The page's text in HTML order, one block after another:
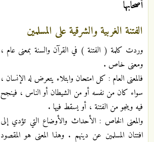
أصحابها
الفتنة الغربية والشرقية على المسلمين
وردت كلمة ( الفتنة ) في القرآن والسنة بمعنى عام ،
ومعنى خاص .
فالمعنى العام : كل امتحان وابتلاء يتعرض له الإنسان ،
سواء كان من نفسه أو من الشيطان أو الناس ، فينجح
فيه وينجو من الفتنة ، أو يسقط فيها .
والمعنى الخاص : الأحداث والأوضاع التي تؤدي إلى
افتتان المسلمين عن دينهم . وهذا المعنى هو المقصود